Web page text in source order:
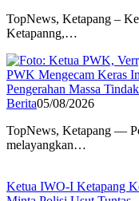
TopNews, Ketapang –
Ketapanng,…
PWK Mengecam Keras
Pengerahan Massa
Berita05/08/2026
TopNews, Ketapang —
melayangkan…
Ketua IWO-I Ketapang